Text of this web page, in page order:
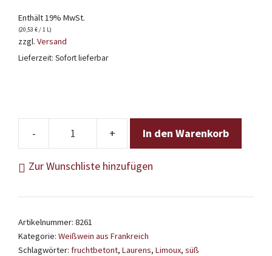
Enthält 19% MwSt.
(20,53 € / 1 L)
zzgl. Versand
Lieferzeit: Sofort lieferbar
Domaine
Laurens
Ancestrale
In den Warenkorb
Zur Wunschliste hinzufügen
Artikelnummer: 8261
Kategorie: Weißwein aus Frankreich
Schlagwörter: fruchtbetont, Laurens, Limoux, süß